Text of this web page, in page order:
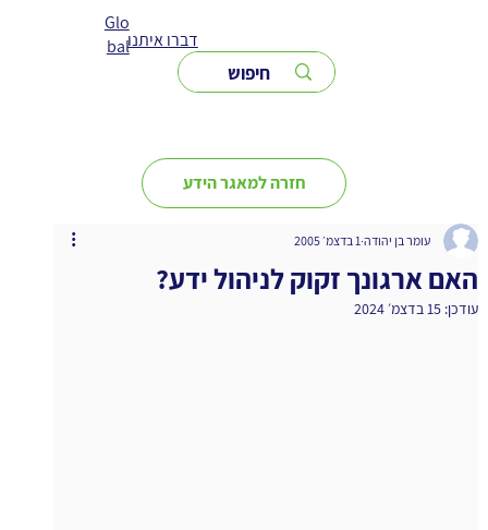
דברו איתנו
Glo
bal
חזרה למאגר הידע
האם ארגונך זקוק לניהול ידע?
עומר בן יהודה 1 בדצמ׳ 2005
עודכן: 15 בדצמ׳ 2024